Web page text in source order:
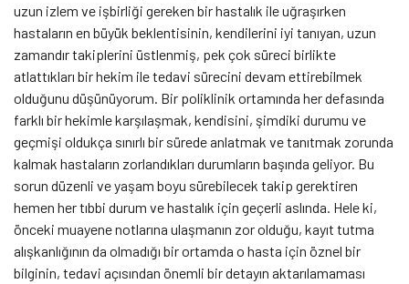
uzun izlem ve işbirliği gereken bir hastalık ile uğraşırken
hastaların en büyük beklentisinin, kendilerini iyi tanıyan, uzun
zamandır takiplerini üstlenmiş, pek çok süreci birlikte
atlattıkları bir hekim ile tedavi sürecini devam ettirebilmek
olduğunu düşünüyorum. Bir poliklinik ortamında her defasında
farklı bir hekimle karşılaşmak, kendisini, şimdiki durumu ve
geçmişi oldukça sınırlı bir sürede anlatmak ve tanıtmak zorunda
kalmak hastaların zorlandıkları durumların başında geliyor. Bu
sorun düzenli ve yaşam boyu sürebilecek takip gerektiren
hemen her tıbbi durum ve hastalık için geçerli aslında. Hele ki,
önceki muayene notlarına ulaşmanın zor olduğu, kayıt tutma
alışkanlığının da olmadığı bir ortamda o hasta için öznel bir
bilginin, tedavi açısından önemli bir detayın aktarılamaması